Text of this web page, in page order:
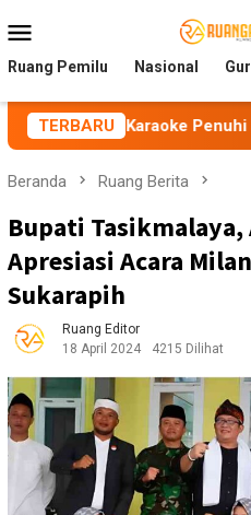
ke
kontenMobile
Ruang Pemilu Nasional
TERBARU
Penuhi Kewajiban PBG
Beranda Ruang Berita
Bupati Tasikmalaya,
Apresiasi Acara
Sukarapih
Ruang Editor
18 April 2024
4215 Dilihat